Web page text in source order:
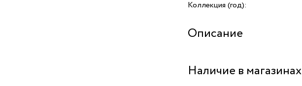
Коллекция (год):
Описание
Наличие в магазинах